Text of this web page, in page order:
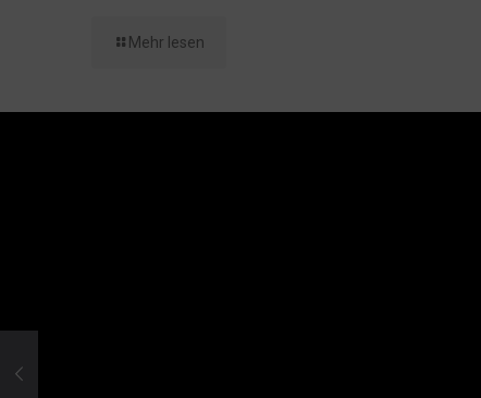
Mehr lesen